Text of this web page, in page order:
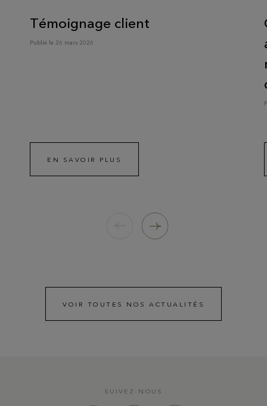
Témoignage client
Publié le 26 mars 2026
EN SAVOIR PLUS
VOIR TOUTES NOS ACTUALITÉS
SUIVEZ-NOUS